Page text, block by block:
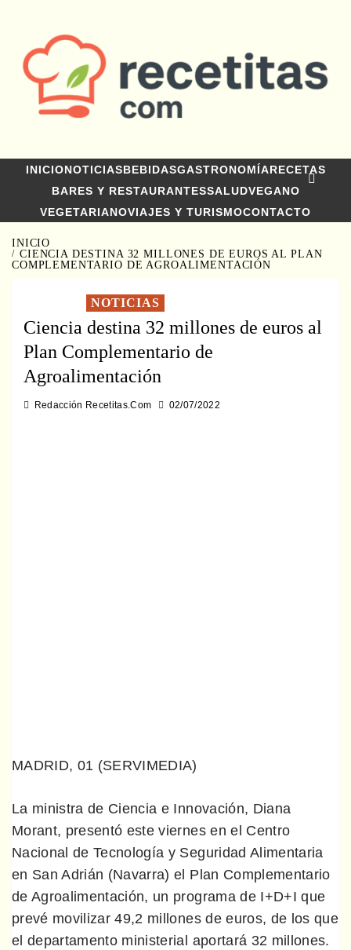
contenido
INICIONOTICIASBEBIDASGASTRONOMÍARECETAS
BARES Y RESTAURANTESSALUDVEGANO
VEGETARIANOVIAJES Y TURISMOCONTACTO
INICIO
CIENCIA DESTINA 32 MILLONES DE EUROS AL PLAN
COMPLEMENTARIO DE AGROALIMENTACIÓN
NOTICIAS
Ciencia destina 32 millones de euros al
Plan Complementario de
Agroalimentación
Redacción Recetitas.Com 02/07/2022
MADRID, 01 (SERVIMEDIA)
La ministra de Ciencia e Innovación, Diana
Morant, presentó este viernes en el Centro
Nacional de Tecnología y Seguridad Alimentaria
en San Adrián (Navarra) el Plan Complementario
de Agroalimentación, un programa de I+D+I que
prevé movilizar 49,2 millones de euros, de los que
el departamento ministerial aportará 32 millones.